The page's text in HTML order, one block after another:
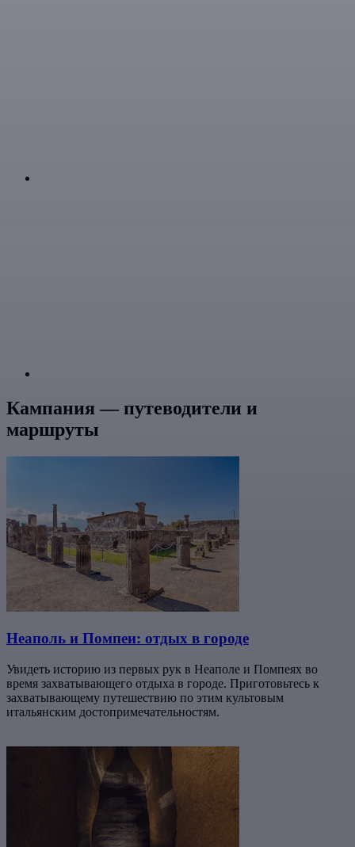
Кампания — путеводители и
маршруты
Неаполь и Помпеи: отдых в городе
Увидеть историю из первых рук в Неаполе и Помпеях во
время захватывающего отдыха в городе. Приготовьтесь к
захватывающему путешествию по этим культовым
итальянским достопримечательностям.